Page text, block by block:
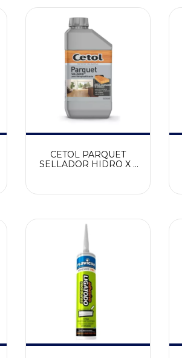
CETOL PARQUET
SELLADOR HIDRO X 1